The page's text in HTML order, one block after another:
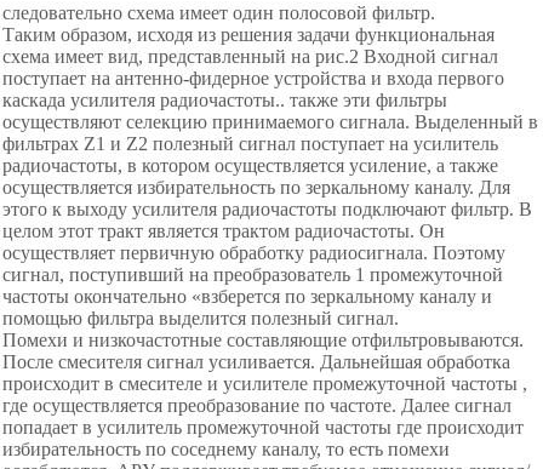
следовательно схема имеет один полосовой фильтр.
Таким образом, исходя из решения задачи функциональная
схема имеет вид, представленный на рис.2 Входной сигнал
поступает на антенно-фидерное устройства и входа первого
каскада усилителя радиочастоты.. также эти фильтры
осуществляют селекцию принимаемого сигнала. Выделенный в
фильтрах Z1 и Z2 полезный сигнал поступает на усилитель
радиочастоты, в котором осуществляется усиление, а также
осуществляется избирательность по зеркальному каналу. Для
этого к выходу усилителя радиочастоты подключают фильтр. В
целом этот тракт является трактом радиочастоты. Он
осуществляет первичную обработку радиосигнала. Поэтому
сигнал, поступивший на преобразователь 1 промежуточной
частоты окончательно «взберется по зеркальному каналу и
помощью фильтра выделится полезный сигнал.
Помехи и низкочастотные составляющие отфильтровываются.
После смесителя сигнал усиливается. Дальнейшая обработка
происходит в смесителе и усилителе промежуточной частоты ,
где осуществляется преобразование по частоте. Далее сигнал
попадает в усилитель промежуточной частоты где происходит
избирательность по соседнему каналу, то есть помехи